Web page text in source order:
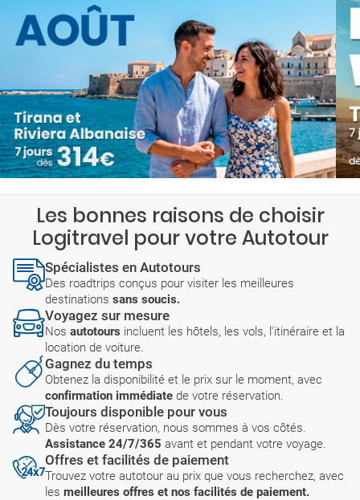
Les bonnes raisons de choisir
Logitravel pour votre Autotour
Spécialistes en Autotours
Des roadtrips conçus pour visiter les meilleures
destinations sans soucis.
Voyagez sur mesure
Nos autotours incluent les hôtels, les vols, l'itinéraire et la
location de voiture.
Gagnez du temps
Obtenez la disponibilité et le prix sur le moment, avec
confirmation immédiate de votre réservation.
Toujours disponible pour vous
Dès votre réservation, nous sommes à vos côtés.
Assistance 24/7/365 avant et pendant votre voyage.
Offres et facilités de paiement
Trouvez votre autotour au prix que vous recherchez, avec
les meilleures offres et nos facilités de paiement.